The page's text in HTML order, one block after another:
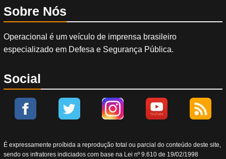
Sobre Nós
Operacional é um veículo de imprensa brasileiro
especializado em Defesa e Segurança Pública.
Social
É expressamente proíbida a reprodução total ou parcial do conteúdo deste site,
sendo os infratores indiciados com base na Lei nº 9.610 de 19/02/1998